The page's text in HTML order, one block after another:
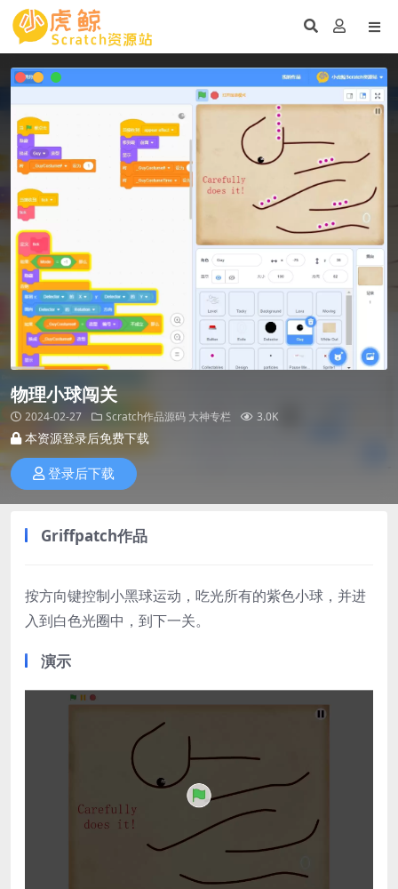
物理小球闯关
2024-02-27 Scratch作品源码 大神专栏 3.0K
本资源登录后免费下载
登录后下载
Griffpatch作品
按方向键控制小黑球运动，吃光所有的紫色小球，并进
入到白色光圈中，到下一关。
演示